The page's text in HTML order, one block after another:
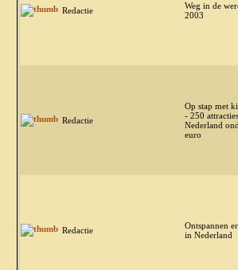
Redactie
Weg in de
2003
Redactie
Op stap met
- 250
Nederland
euro
Redactie
Ontspannen
in Nederland